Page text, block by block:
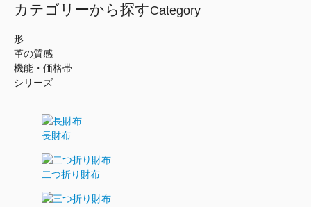
カテゴリーから探すCategory
形
革の質感
機能・価格帯
シリーズ
長財布
二つ折り財布